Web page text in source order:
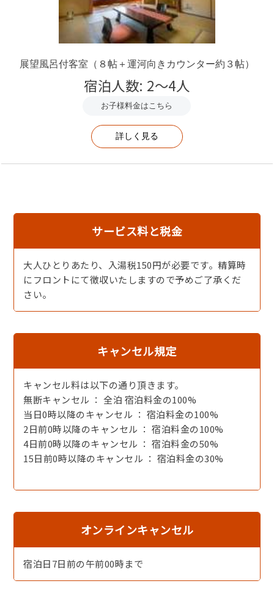
を塗って焼くから身も柔らかです。
【黒毛和牛のすき焼き】赤身と脂身のバランスが絶妙
展望風呂付客室（８帖＋運河向きカウンター約３帖）
宿泊人数: 2～4人
お子様料金はこちら
詳しく見る
サービス料と税金
大人ひとりあたり、入湯税150円が必要です。精算時
にフロントにて徴収いたしますので予めご了承くだ
さい。
キャンセル規定
キャンセル料は以下の通り頂きます。
無断キャンセル ： 全泊 宿泊料金の100%
当日0時以降のキャンセル ： 宿泊料金の100%
2日前0時以降のキャンセル ： 宿泊料金の100%
4日前0時以降のキャンセル ： 宿泊料金の50%
15日前0時以降のキャンセル ： 宿泊料金の30%
オンラインキャンセル
宿泊日7日前の午前00時まで